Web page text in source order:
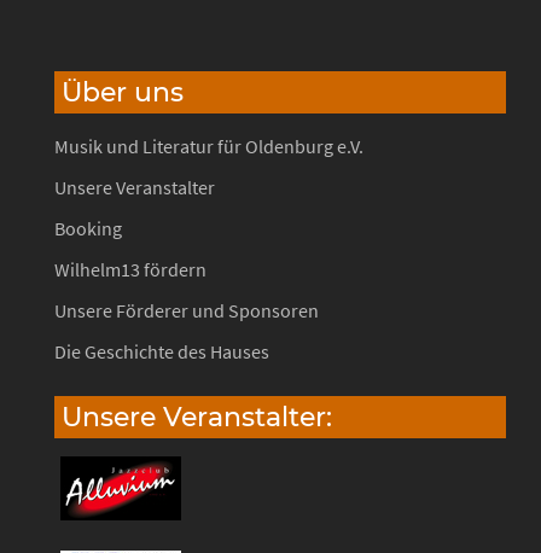
Über uns
Musik und Literatur für Oldenburg e.V.
Unsere Veranstalter
Booking
Wilhelm13 fördern
Unsere Förderer und Sponsoren
Die Geschichte des Hauses
Unsere Veranstalter: